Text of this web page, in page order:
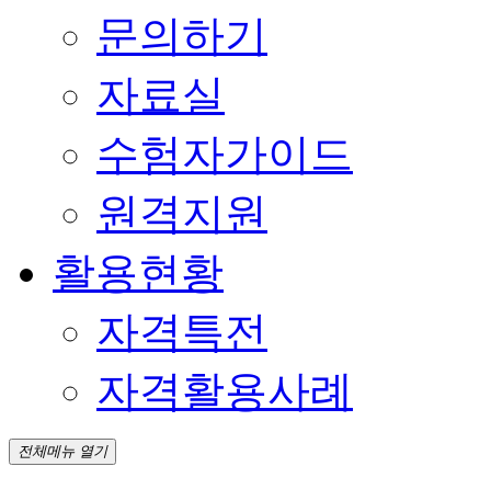
문의하기
자료실
수험자가이드
원격지원
활용현황
자격특전
자격활용사례
전체메뉴 열기